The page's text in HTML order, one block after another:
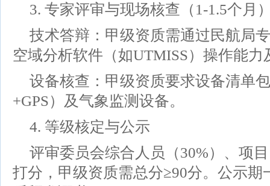
3. 专家评审与现场核查（1-1.5个月
技术答辩：甲级资质需通过民航局
空域分析软件（如UTMISS）操作能
设备核查：甲级资质要求设备清单
+GPS）及气象监测设备。
4. 等级核定与公示
评审委员会综合人员（30%）、项
打分，甲级资质需总分≥90分。公示期